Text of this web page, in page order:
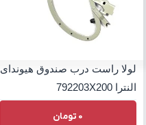
لولا راست درب صندوق هیوندای
النترا 792203X200
0 تومان